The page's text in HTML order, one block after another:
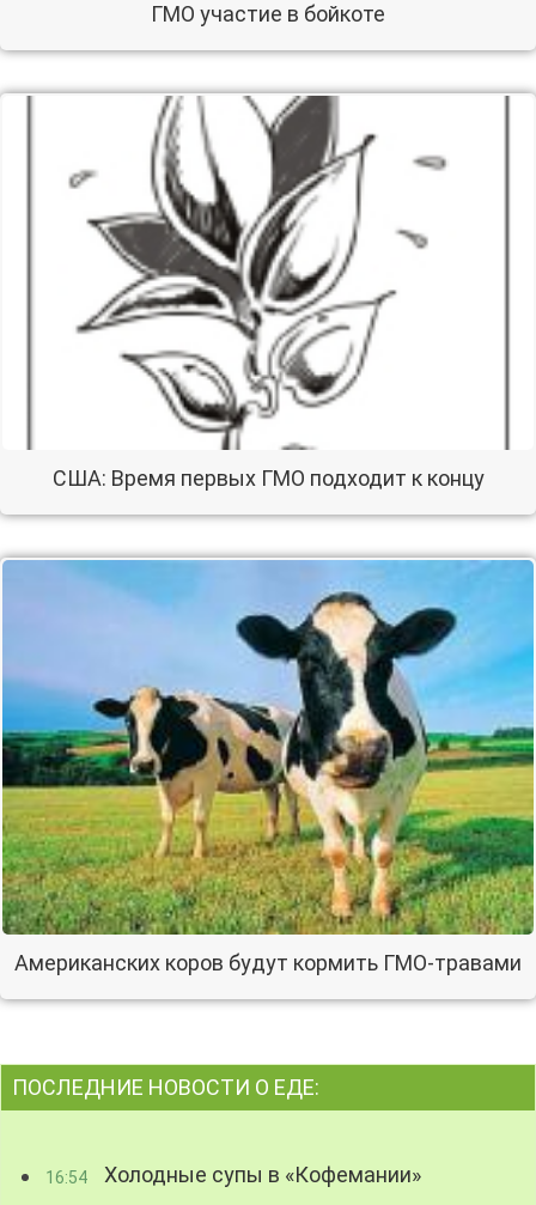
ГМО участие в бойкоте
США: Время первых ГМО подходит к концу
Американских коров будут кормить ГМО-травами
ПОСЛЕДНИЕ НОВОСТИ О ЕДЕ:
16:54 Холодные супы в «Кофемании»